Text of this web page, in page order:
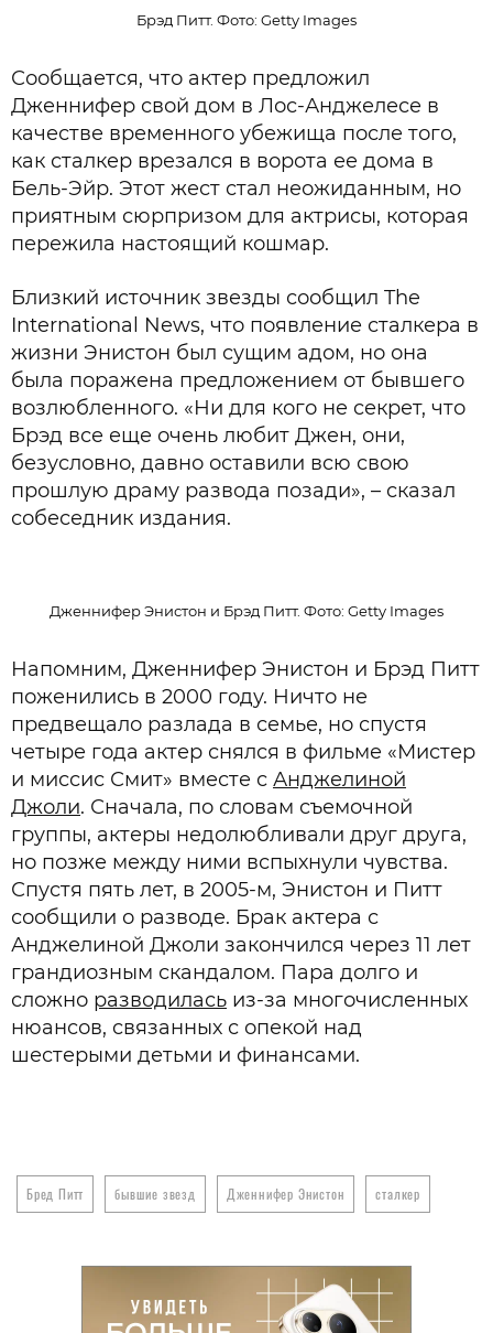
Брэд Питт. Фото: Getty Images
Сообщается, что актер предложил
Дженнифер свой дом в Лос-Анджелесе в
качестве временного убежища после того,
как сталкер врезался в ворота ее дома в
Бель-Эйр. Этот жест стал неожиданным, но
приятным сюрпризом для актрисы, которая
пережила настоящий кошмар.
Близкий источник звезды сообщил The
International News, что появление сталкера в
жизни Энистон был сущим адом, но она
была поражена предложением от бывшего
возлюбленного. «Ни для кого не секрет, что
Брэд все еще очень любит Джен, они,
безусловно, давно оставили всю свою
прошлую драму развода позади», – сказал
собеседник издания.
Дженнифер Энистон и Брэд Питт. Фото: Getty Images
Напомним, Дженнифер Энистон и Брэд Питт
поженились в 2000 году. Ничто не
предвещало разлада в семье, но спустя
четыре года актер снялся в фильме «Мистер
и миссис Смит» вместе с Анджелиной
Джоли. Сначала, по словам съемочной
группы, актеры недолюбливали друг друга,
но позже между ними вспыхнули чувства.
Спустя пять лет, в 2005-м, Энистон и Питт
сообщили о разводе. Брак актера с
Анджелиной Джоли закончился через 11 лет
грандиозным скандалом. Пара долго и
сложно разводилась из-за многочисленных
нюансов, связанных с опекой над
шестерыми детьми и финансами.
Бред Питт бывшие звезд Дженнифер Энистон сталкер